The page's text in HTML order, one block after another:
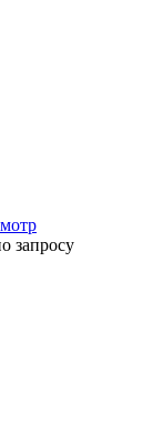
запросу